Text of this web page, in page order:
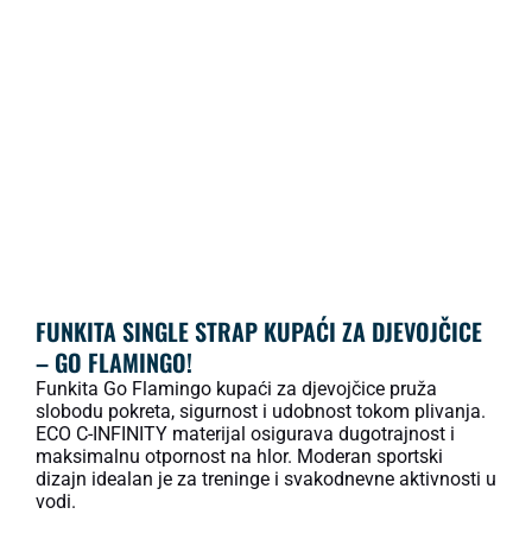
FUNKITA SINGLE STRAP KUPAĆI ZA DJEVOJČICE
– GO FLAMINGO!
Funkita Go Flamingo kupaći za djevojčice pruža
slobodu pokreta, sigurnost i udobnost tokom plivanja.
ECO C-INFINITY materijal osigurava dugotrajnost i
maksimalnu otpornost na hlor. Moderan sportski
dizajn idealan je za treninge i svakodnevne aktivnosti u
vodi.